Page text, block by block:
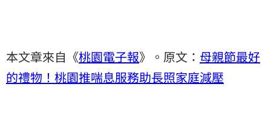
本文章來自《桃園電子報》。原文： 母親節最好
的禮物！桃園推喘息服務助長照家庭減壓